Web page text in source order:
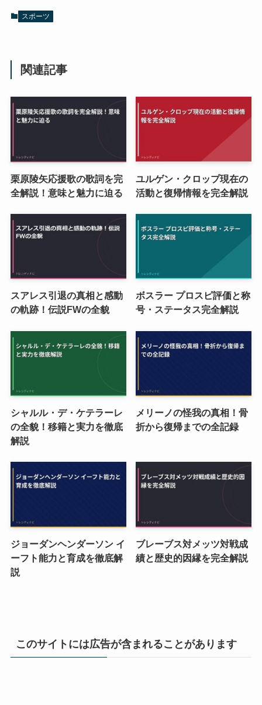
スポーツ
関連記事
栗原陵矢応援歌の歌詞を完
全解説！意味と魅力に迫る
ユルゲン・クロップ現在の
活動と復帰情報を完全解説
スアレス引退の真相と感動
の軌跡！伝説FWの全貌
ボスラー プロスピ評価と称
号・ステータス完全解説
シャルル・デ・ケテラーレ
の全貌！移籍と実力を徹底
解説
メリーノの怪我の真相！骨
折から復帰までの全記録
ジョーダンヘンダーソン イ
ーフト能力と育成を徹底解
説
ブレーブス対メッツ対戦成
績と歴史的因縁を完全解説
このサイトには広告が含まれることがあります